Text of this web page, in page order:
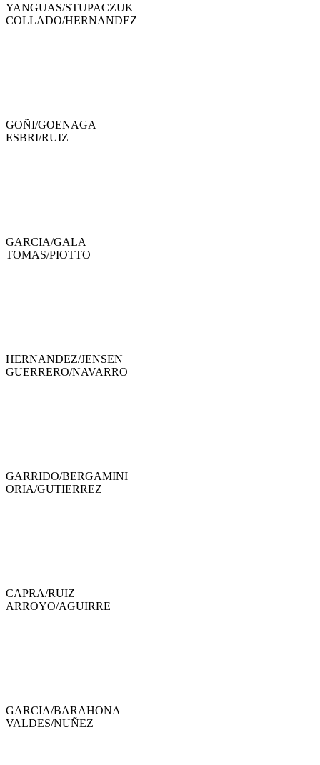
YANGUAS/STUPACZUK
COLLADO/HERNANDEZ
GOÑI/GOENAGA
ESBRI/RUIZ
GARCIA/GALA
TOMAS/PIOTTO
HERNANDEZ/JENSEN
GUERRERO/NAVARRO
GARRIDO/BERGAMINI
ORIA/GUTIERREZ
CAPRA/RUIZ
ARROYO/AGUIRRE
GARCIA/BARAHONA
VALDES/NUÑEZ